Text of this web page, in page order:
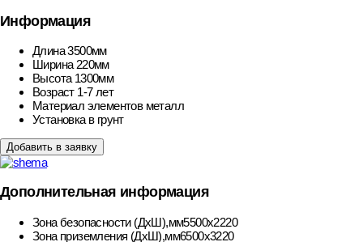
Информация
Длина 3500мм
Ширина 220мм
Высота 1300мм
Возраст 1-7 лет
Материал элементов металл
Установка в грунт
Добавить в заявку
Дополнительная информация
Зона безопасности (ДхШ),мм5500х2220
Зона приземления (ДхШ),мм6500х3220